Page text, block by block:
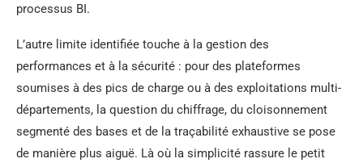
processus BI.
L’autre limite identifiée touche à la gestion des
performances et à la sécurité : pour des plateformes
soumises à des pics de charge ou à des exploitations multi-
départements, la question du chiffrage, du cloisonnement
segmenté des bases et de la traçabilité exhaustive se pose
de manière plus aiguë. Là où la simplicité rassure le petit